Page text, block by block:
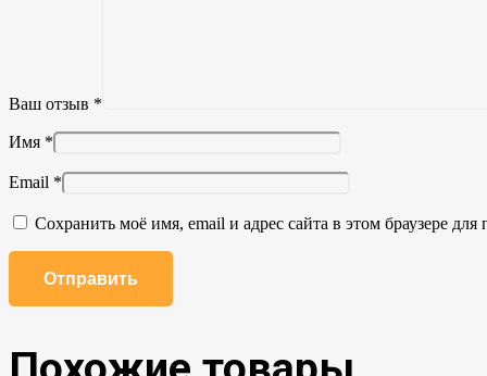
Ваш отзыв *
Имя *
Email *
Сохранить моё имя, email и адрес сайта в этом браузере